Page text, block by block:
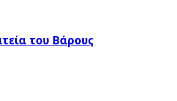
του Βάρους